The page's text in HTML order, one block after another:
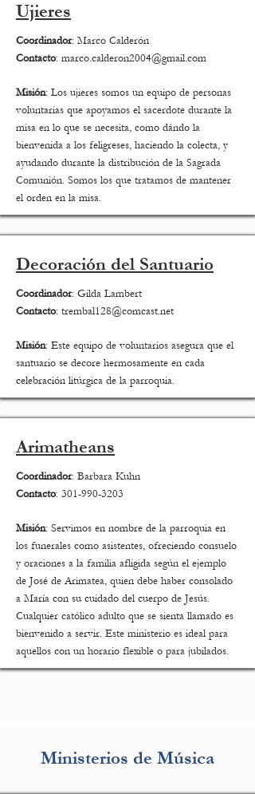
Ujieres
Coordinador: Marco Calderón
Contacto: marco.calderon2004@gmail.com
Misión: Los ujieres somos un equipo de personas
voluntarias que apoyamos el sacerdote durante la
misa en lo que se necesita, como dándo la
bienvenida a los feligreses, haciendo la colecta, y
ayudando durante la distribución de la Sagrada
Comunión. Somos los que tratamos de mantener
el orden en la misa.
Decoración del Santuario
Coordinador: Gilda Lambert
Contacto: trembal128@comcast.net
Misión: Este equipo de voluntarios asegura que el
santuario se decore hermosamente en cada
celebración litúrgica de la parroquia.
Arimatheans
Coordinador: Barbara Kuhn
Contacto: 301-990-3203
Misión: Servimos en nombre de la parroquia en
los funerales como asistentes, ofreciendo consuelo
y oraciones a la familia afligida según el ejemplo
de José de Arimatea, quien debe haber consolado
a María con su cuidado del cuerpo de Jesús.
Cualquier católico adulto que se sienta llamado es
bienvenido a servir. Este ministerio es ideal para
aquellos con un horario flexible o para jubilados.
Ministerios de Música